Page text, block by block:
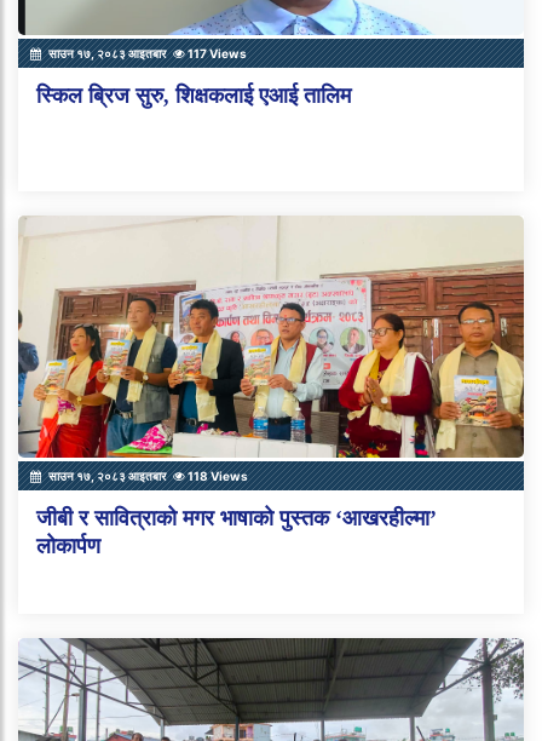
साउन १७, २०८३ आइतबार 117 Views
स्किल ब्रिज सुरु, शिक्षकलाई एआई तालिम
साउन १७, २०८३ आइतबार 118 Views
जीबी र सावित्राको मगर भाषाको पुस्तक ‘आखरहील्मा’
लोकार्पण